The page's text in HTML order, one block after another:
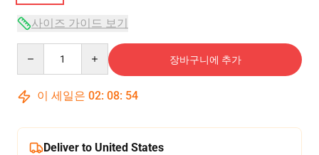
사이즈 가이드 보기
장바구니에 추가
이 세일은 02: 08: 54
Deliver to United States